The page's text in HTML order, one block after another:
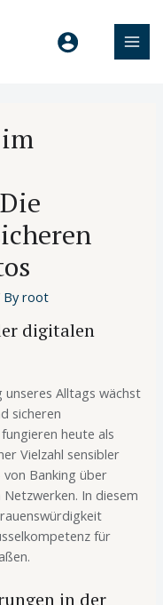
Byroot
digitalen
Alltags wächst
sicheren
heute als
Vielzahl sensibler
Banking über
In diesem
für
in der